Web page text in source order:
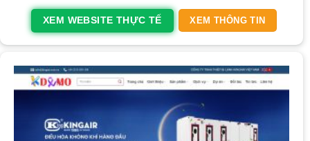
XEM WEBSITE THỰC TẾ XEM THÔNG TIN